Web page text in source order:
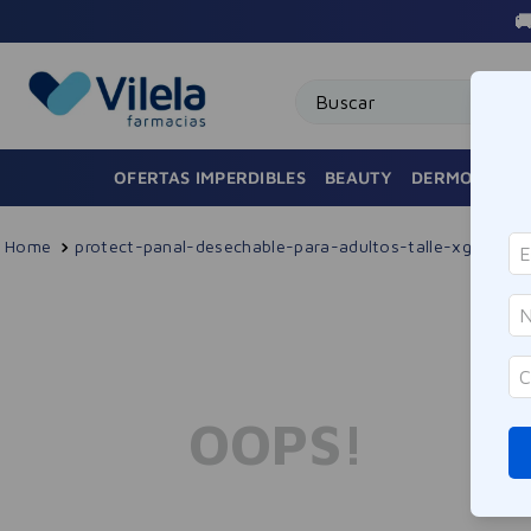
OFERTAS IMPERDIBLES BEAUTY
protect-panal-desechable-para-adultos-talle-xg-8u
OOPS!